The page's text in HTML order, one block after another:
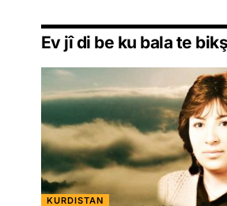
Ev jî di be ku bala te
KURDISTAN